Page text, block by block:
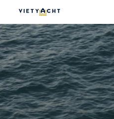
VIETYACHT
JEANNEAU
PRESTIGE
FOUNTAINE PAJOT
MAJESTY